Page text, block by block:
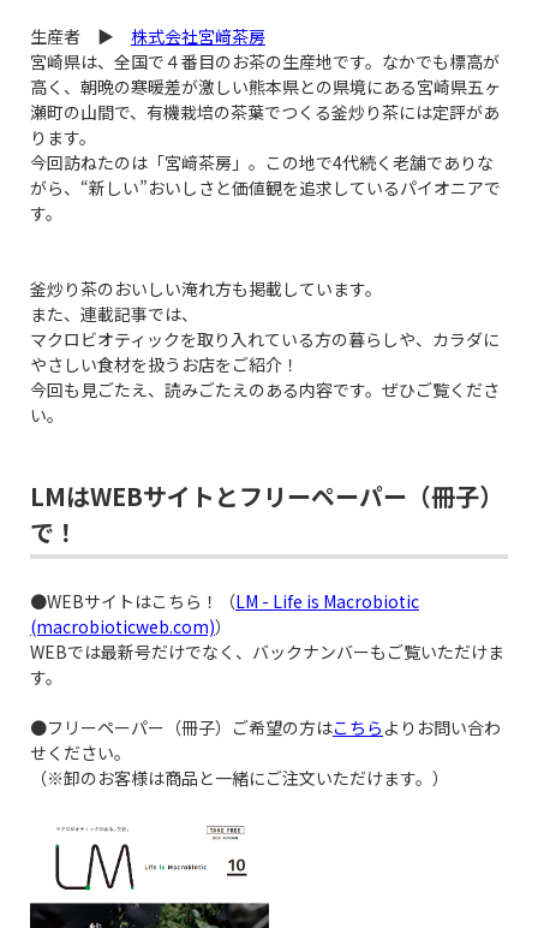
生産者 ▶ 株式会社宮﨑茶房
宮崎県は、全国で４番目のお茶の生産地です。なかでも標高が
高く、朝晩の寒暖差が激しい熊本県との県境にある宮崎県五ヶ
瀬町の山間で、有機栽培の茶葉でつくる釜炒り茶には定評があ
ります。
今回訪ねたのは「宮﨑茶房」。この地で4代続く老舗でありな
がら、“新しい”おいしさと価値観を追求しているパイオニアで
す。
釜炒り茶のおいしい淹れ方も掲載しています。
また、連載記事では、
マクロビオティックを取り入れている方の暮らしや、カラダに
やさしい食材を扱うお店をご紹介！
今回も見ごたえ、読みごたえのある内容です。ぜひご覧くださ
い。
LMはWEBサイトとフリーペーパー（冊子）
で！
●WEBサイトはこちら！（LM - Life is Macrobiotic
(macrobioticweb.com)）
WEBでは最新号だけでなく、バックナンバーもご覧いただけま
す。
●フリーペーパー（冊子）ご希望の方はこちら よりお問い合わ
せください。
（※卸のお客様は商品と一緒にご注文いただけます。）